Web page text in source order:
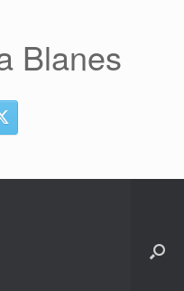
Blanes